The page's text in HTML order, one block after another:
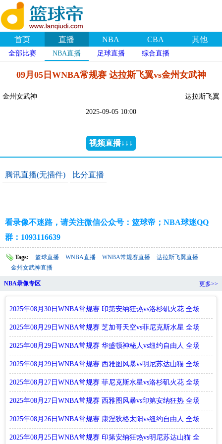
首页 直播 NBA CBA 其他
全部比赛 NBA直播 足球直播 综合直播
09月05日WNBA常规赛 达拉斯飞翼vs金州女武神
金州女武神
2025-09-05 10:00
达拉斯飞翼
视频直播↓↓↓
腾讯直播(无插件) 比分直播
看录像不迷路，请关注微信公众号：篮球帝；NBA球迷QQ
群：1093116639
Tags: 篮球直播 WNBA直播 WNBA常规赛直播
达拉斯飞翼直播
金州女武神直播
NBA录像专区 更多>>
2025年08月30日WNBA常规赛 印第安纳狂热vs洛杉矶火花 全场
录像回
2025年08月29日WNBA常规赛 芝加哥天空vs菲尼克斯水星 全场
录像回
2025年08月29日WNBA常规赛 华盛顿神秘人vs纽约自由人 全场
录像回
2025年08月29日WNBA常规赛 西雅图风暴vs明尼苏达山猫 全场
录像回
2025年08月27日WNBA常规赛 菲尼克斯水星vs洛杉矶火花 全场
录像回
2025年08月27日WNBA常规赛 西雅图风暴vs印第安纳狂热 全场
录像回
2025年08月26日WNBA常规赛 康涅狄格太阳vs纽约自由人 全场
录像回
2025年08月25日WNBA常规赛 印第安纳狂热vs明尼苏达山猫 全